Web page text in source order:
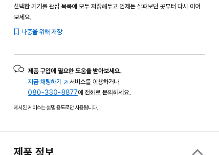
선택한 기기를 관심 목록에 모두 저장해두고 언제든 살펴보던 곳부터 다시 이어
보세요.
나중을 위해 저장
제품 구입에 필요한 도움을 받아보세요.
지금 채팅하기 (새
창에서
열림)
서비스를 이용하거나
080-330-8877에 전화로 문의하세요.
제시된 케이스는 설명 용도로만 사용됩니다.
제품 정보